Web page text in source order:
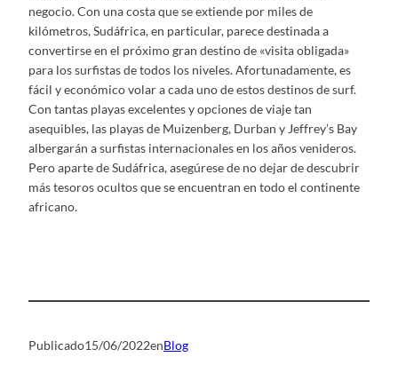
negocio. Con una costa que se extiende por miles de
kilómetros, Sudáfrica, en particular, parece destinada a
convertirse en el próximo gran destino de «visita obligada»
para los surfistas de todos los niveles. Afortunadamente, es
fácil y económico volar a cada uno de estos destinos de surf.
Con tantas playas excelentes y opciones de viaje tan
asequibles, las playas de Muizenberg, Durban y Jeffrey’s Bay
albergarán a surfistas internacionales en los años venideros.
Pero aparte de Sudáfrica, asegúrese de no dejar de descubrir
más tesoros ocultos que se encuentran en todo el continente
africano.
Publicado15/06/2022enBlog